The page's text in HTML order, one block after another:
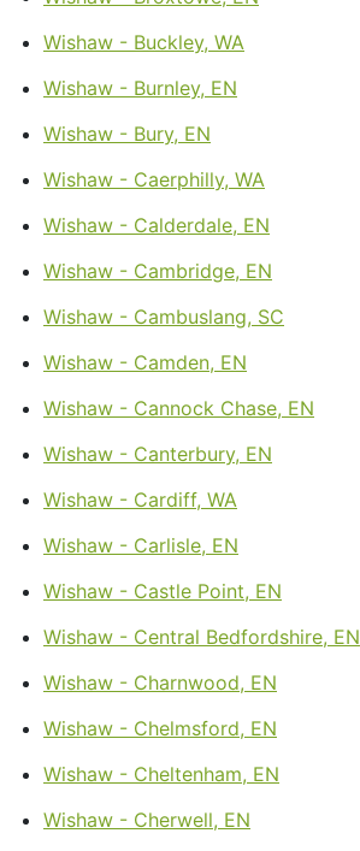
Wishaw - Buckley, WA
Wishaw - Burnley, EN
Wishaw - Bury, EN
Wishaw - Caerphilly, WA
Wishaw - Calderdale, EN
Wishaw - Cambridge, EN
Wishaw - Cambuslang, SC
Wishaw - Camden, EN
Wishaw - Cannock Chase, EN
Wishaw - Canterbury, EN
Wishaw - Cardiff, WA
Wishaw - Carlisle, EN
Wishaw - Castle Point, EN
Wishaw - Central Bedfordshire, EN
Wishaw - Charnwood, EN
Wishaw - Chelmsford, EN
Wishaw - Cheltenham, EN
Wishaw - Cherwell, EN